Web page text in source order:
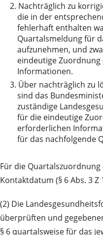
2. Nachträglich zu
die in der
fehlerhaft enthalten
Quartalsmeldung für
aufzunehmen, und
eindeutige
Informationen.
3. Über nachträglich zu
sind das
zuständige
für die eindeutige
erforderlichen
für das nachfolgende
Für die
Kontaktdatum (§ 6 Abs. 3
(2) Die
überprüften und
§ 6 quartalsweise für das